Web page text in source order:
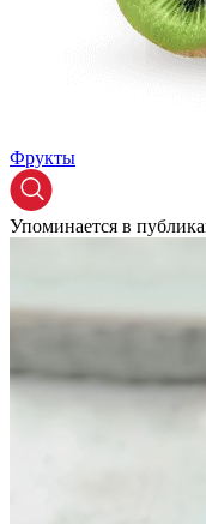
Фрукты
Упоминается в